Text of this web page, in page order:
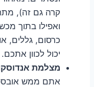
קרה גם זה),
ואפילו בתוך
כרסום, גללים,
יכול לכוון אתכם.
מצלמת
אתם ממש